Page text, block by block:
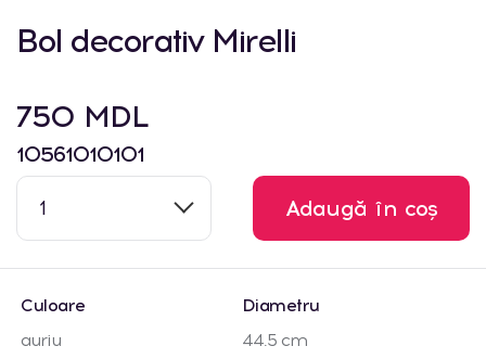
Bol decorativ Mirelli
750 MDL
10561010101
1 Adaugă în coș
Culoare
auriu
Diametru
44.5 cm